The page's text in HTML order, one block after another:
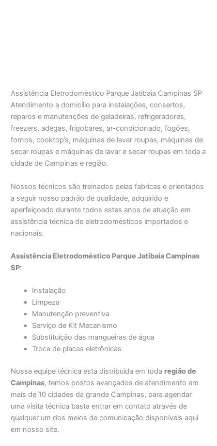
Assistência Eletrodoméstico Parque Jatibaia Campinas SP
Atendimento a domicílio para instalações, consertos,
reparos e manutenções de geladeiras, refrigeradores,
freezers, adegas, frigobares, ar-condicionado, fogões,
fornos, cooktop’s, máquinas de lavar roupas, máquinas de
secar roupas e máquinas de lavar e secar roupas em toda a
cidade de Campinas e região.
Nossos técnicos são treinados pelas fabricas e orientados
a seguir nosso padrão de qualidade, adquirido e
aperfeiçoado durante todos estes anos de atuação em
assistência técnica de eletrodomésticos importados e
nacionais.
Assistência Eletrodoméstico Parque Jatibaia Campinas
SP:
Instalação
Limpeza
Manutenção preventiva
Serviço de Kit Mecanismo
Substituição das mangueiras de água
Troca de placas eletrônicas
Nossa equipe técnica esta distribuída em toda região de
Campinas, temos postos avançados de atendimento em
mais de 10 cidades da grande Campinas, para agendar
uma visita técnica basta entrar em contato através de
qualquer um dos meios de comunicação disponíveis aqui
em nosso site.